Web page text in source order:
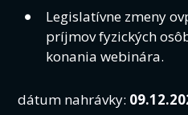
Legislatívne zmeny
príjmov fyzických
konania webinára.
dátum nahrávky: